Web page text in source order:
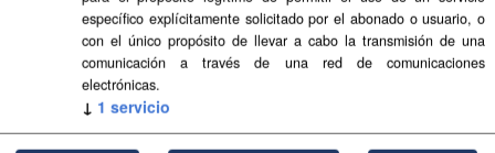
Sentencia del TSJC...
Aprobación Definitiva...
Aprobación Definitiva...
específico explícitamente solicitado por el abonado o usuario, o
con el único propósito de llevar a cabo la transmisión de una
comunicación a través de una red de comunicaciones
electrónicas.
↓ 1 servicio